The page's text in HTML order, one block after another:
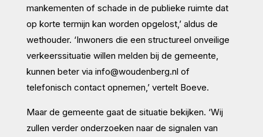
mankementen of schade in de publieke ruimte dat
op korte termijn kan worden opgelost,’ aldus de
wethouder. ‘Inwoners die een structureel onveilige
verkeerssituatie willen melden bij de gemeente,
kunnen beter via info@woudenberg.nl of
telefonisch contact opnemen,’ vertelt Boeve.
Maar de gemeente gaat de situatie bekijken. ‘Wij
zullen verder onderzoeken naar de signalen van